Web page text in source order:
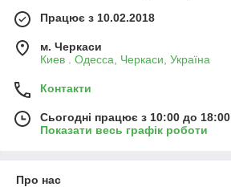
Працює з 10.02.2018
м. Черкаси
Киев . Одесса, Черкаси, Україна
Контакти
Сьогодні працює з 10:00 до 18:00
Показати весь графік роботи
Про нас